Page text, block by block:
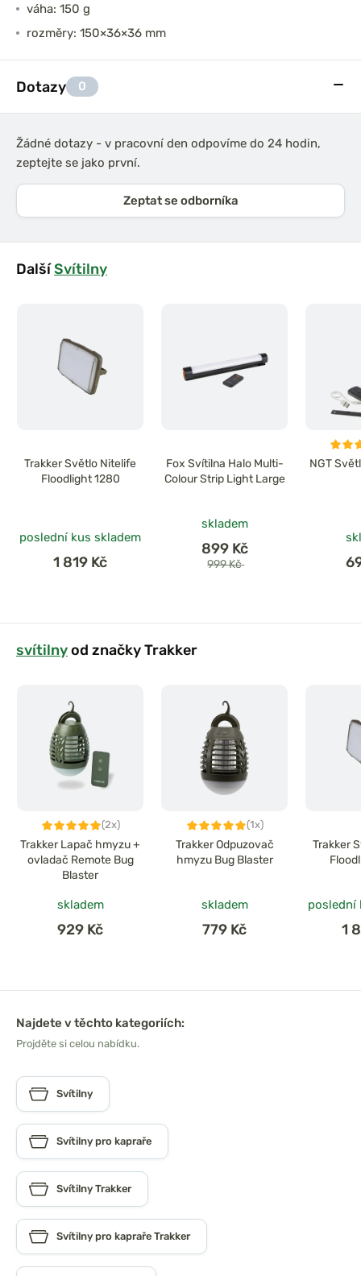
váha: 150 g
rozměry: 150×36×36 mm
Dotazy 0
Žádné dotazy - v pracovní den odpovíme do 24 hodin,
zeptejte se jako první.
Zeptat se odborníka
DalšíSvítilny
Trakker Světlo Nitelife
Floodlight 1280
poslední kus skladem
1 819 Kč
Fox Svítilna Halo Multi-
Colour Strip Light Large
skladem
899 Kč
999 Kč
NGT
svítilnyod značky Trakker
(2x)
Trakker Lapač hmyzu +
ovladač Remote Bug
Blaster
skladem
929 Kč
(1x)
Trakker Odpuzovač
hmyzu Bug Blaster
skladem
779 Kč
Trakker
poslední
1
Najdete v těchto kategoriích:
Projděte si celou nabídku.
Svítilny
Svítilny pro kapraře
Svítilny Trakker
Svítilny pro kapraře Trakker